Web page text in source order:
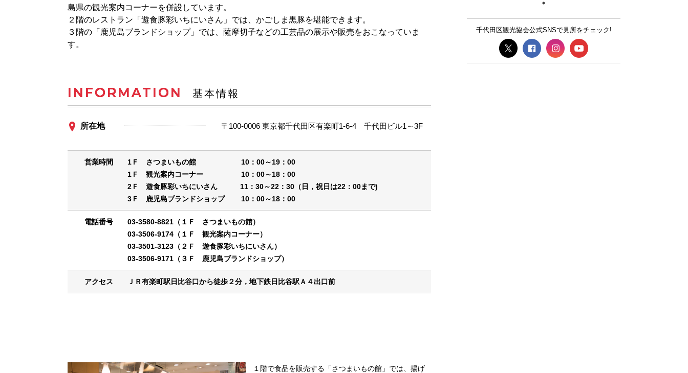
島県の観光案内コーナーを併設しています。
２階のレストラン「遊食豚彩いちにいさん」では、かごしま黒豚を堪能できます。
３階の「鹿児島ブランドショップ」では、薩摩切子などの工芸品の展示や販売をおこなっていま
す。
INFORMATION 基本情報
所在地 〒100-0006 東京都千代田区有楽町1-6-4 千代田ビル1～3F
営業時間
1Ｆ さつまいもの館 10：00～19：00
1Ｆ 観光案内コーナー 10：00～18：00
2Ｆ 遊食豚彩いちにいさん 11：30～22：30（日，祝日は22：00まで)
3Ｆ 鹿児島ブランドショップ 10：00～18：00
電話番号
03-3580-8821（１Ｆ さつまいもの館）
03-3506-9174（１Ｆ 観光案内コーナー）
03-3501-3123（２Ｆ 遊食豚彩いちにいさん）
03-3506-9171（３Ｆ 鹿児島ブランドショップ）
アクセス ＪＲ有楽町駅日比谷口から徒歩２分，地下鉄日比谷駅Ａ４出口前
１階で食品を販売する「さつまいもの館」では、揚げ
千代田区観光協会公式SNSで見所をチェック!